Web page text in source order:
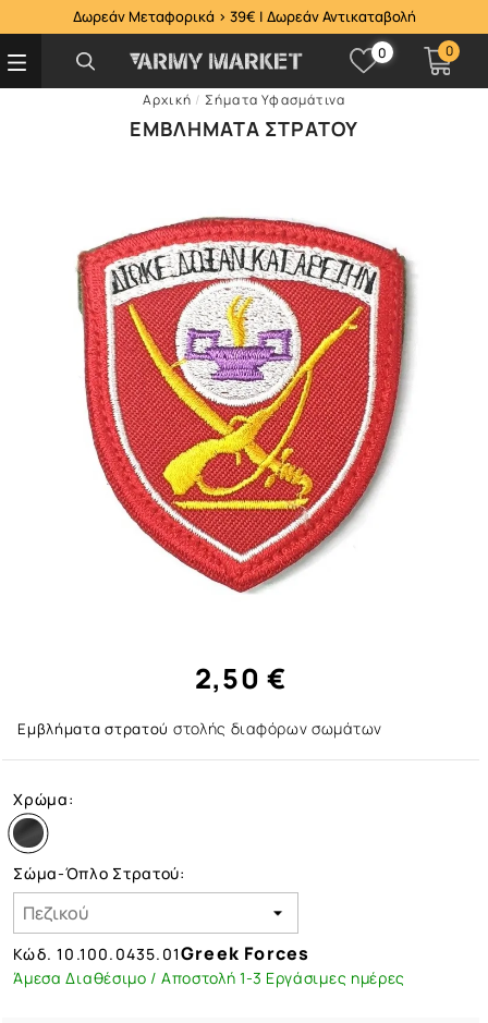
Δωρεάν Μεταφορικά > 39€ | Δωρεάν Αντικαταβολή
0 0
Αρχική / Σήματα Υφασμάτινα
ΕΜΒΛΉΜΑΤΑ ΣΤΡΑΤΟΎ
2,50 €
Εμβλήματα στρατού στολής διαφόρων σωμάτων
Χρώμα:
Σώμα-Όπλο Στρατού:
Κώδ.10.100.0435.01Greek Forces
Άμεσα Διαθέσιμο / Αποστολή 1-3 Εργάσιμες ημέρες